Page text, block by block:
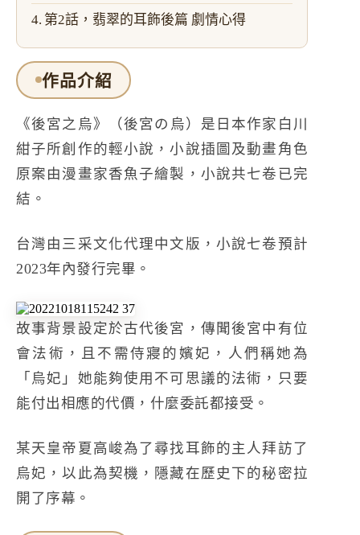
第2話，翡翠的耳飾後篇 劇情心得
作品介紹
《後宮之烏》
（後宮の烏）是日本作家白川
紺子所創作的輕小說，小說插圖及動畫角色
原案由漫畫家香魚子繪製，小說共七卷已完
結。
台灣由三采文化代理中文版 ，小說七卷預計
2023年內發行完畢。
故事背景設定於古代後宮，傳聞後宮中有位
會法術，且不需侍寢的嬪妃，人們稱她為
「烏妃」她能夠使用不可思議的法術，只要
能付出相應的代價，什麼委託都接受。
某天皇帝夏高峻為了尋找耳飾的主人拜訪了
烏妃，以此為契機，隱藏在歷史下的秘密拉
開了序幕。